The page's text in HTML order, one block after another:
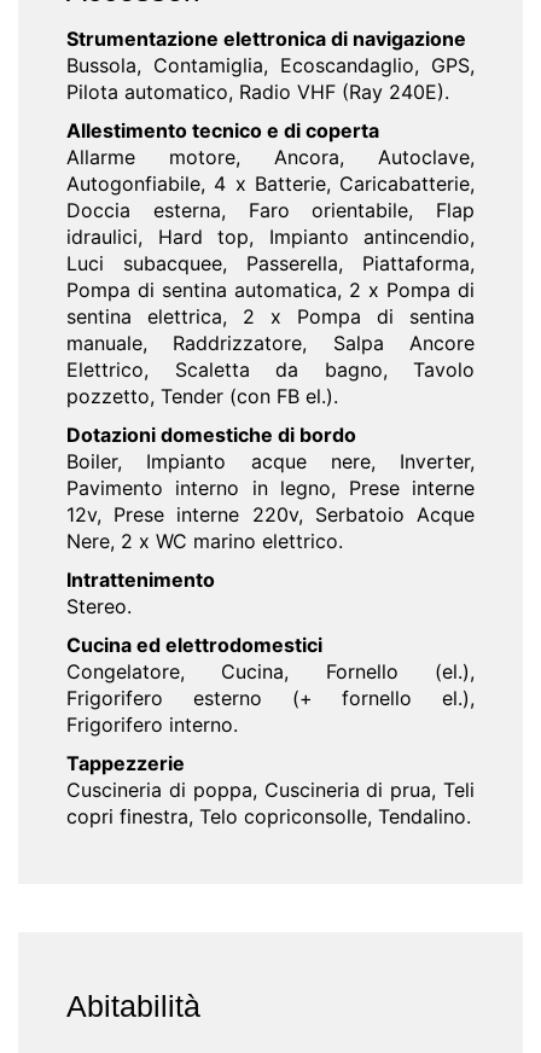
Strumentazione elettronica di navigazione
Bussola, Contamiglia, Ecoscandaglio, GPS,
Pilota automatico, Radio VHF (Ray 240E).
Allestimento tecnico e di coperta
Allarme motore, Ancora, Autoclave,
Autogonfiabile, 4 x Batterie, Caricabatterie,
Doccia esterna, Faro orientabile, Flap
idraulici, Hard top, Impianto antincendio,
Luci subacquee, Passerella, Piattaforma,
Pompa di sentina automatica, 2 x Pompa di
sentina elettrica, 2 x Pompa di sentina
manuale, Raddrizzatore, Salpa Ancore
Elettrico, Scaletta da bagno, Tavolo
pozzetto, Tender (con FB el.).
Dotazioni domestiche di bordo
Boiler, Impianto acque nere, Inverter,
Pavimento interno in legno, Prese interne
12v, Prese interne 220v, Serbatoio Acque
Nere, 2 x WC marino elettrico.
Intrattenimento
Stereo.
Cucina ed elettrodomestici
Congelatore, Cucina, Fornello (el.),
Frigorifero esterno (+ fornello el.),
Frigorifero interno.
Tappezzerie
Cuscineria di poppa, Cuscineria di prua, Teli
copri finestra, Telo copriconsolle, Tendalino.
Abitabilità